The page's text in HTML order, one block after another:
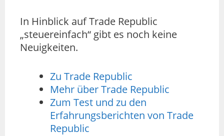
In Hinblick auf Trade Republic
„steuereinfach“ gibt es noch keine
Neuigkeiten.
Zu Trade Republic
Mehr über Trade Republic
Zum Test und zu den
Erfahrungsberichten von Trade
Republic